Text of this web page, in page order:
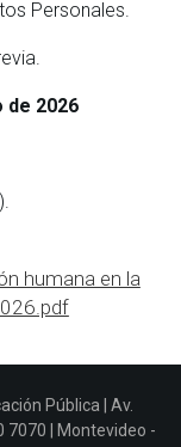
Personales.
de 2026
humana en la
Pública | Av.
7070 | Montevideo -